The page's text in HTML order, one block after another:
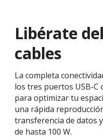
Libérate
cables
La completa
los tres puertos USB-C
para optimizar tu
una rápida
transferencia de datos
de hasta 100 W.